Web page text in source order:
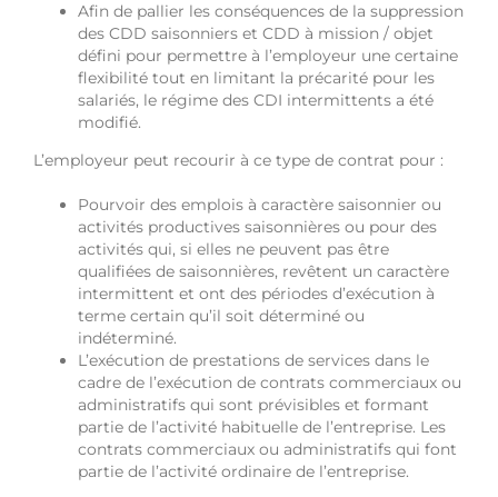
Afin de pallier les conséquences de la suppression
des CDD saisonniers et CDD à mission / objet
défini pour permettre à l’employeur une certaine
flexibilité tout en limitant la précarité pour les
salariés, le régime des CDI intermittents a été
modifié.
L’employeur peut recourir à ce type de contrat pour :
Pourvoir des emplois à caractère saisonnier ou
activités productives saisonnières ou pour des
activités qui, si elles ne peuvent pas être
qualifiées de saisonnières, revêtent un caractère
intermittent et ont des périodes d’exécution à
terme certain qu’il soit déterminé ou
indéterminé.
L’exécution de prestations de services dans le
cadre de l’exécution de contrats commerciaux ou
administratifs qui sont prévisibles et formant
partie de l’activité habituelle de l’entreprise. Les
contrats commerciaux ou administratifs qui font
partie de l’activité ordinaire de l’entreprise.